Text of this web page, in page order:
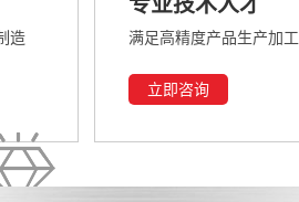
造 满足高精度产品生产加工
立即咨询